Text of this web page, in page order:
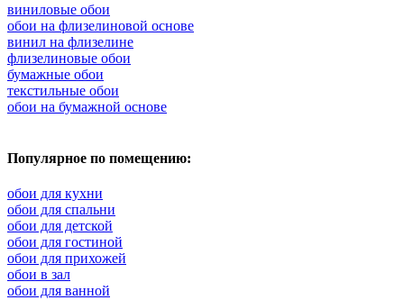
виниловые обои
обои на флизелиновой основе
винил на флизелине
флизелиновые обои
бумажные обои
текстильные обои
обои на бумажной основе
Популярное по помещению:
обои для кухни
обои для спальни
обои для детской
обои для гостиной
обои для прихожей
обои в зал
обои для ванной